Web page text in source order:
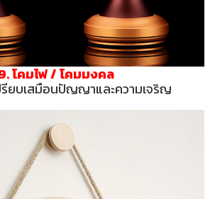
โคมไฟ / โคมมงคล
รียบเสมือนปัญญาและความเจริญ